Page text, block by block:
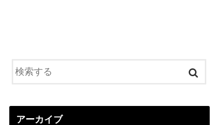
アーカイブ